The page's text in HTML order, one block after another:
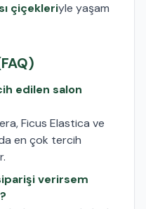
çiçekleriyle yaşam
edilen salon
Ficus Elastica ve
en çok tercih
verirsem